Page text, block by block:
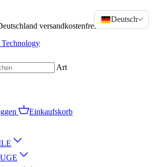
versandkostenfrei bestellen!!
Art
Einkaufskorb
Deutsch>